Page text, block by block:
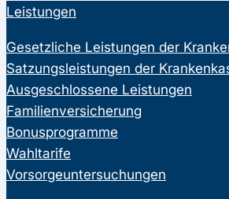
Leistungen
Gesetzliche Leistungen der
Satzungsleistungen der
Ausgeschlossene Leistungen
Familienversicherung
Bonusprogramme
Wahltarife
Vorsorgeuntersuchungen